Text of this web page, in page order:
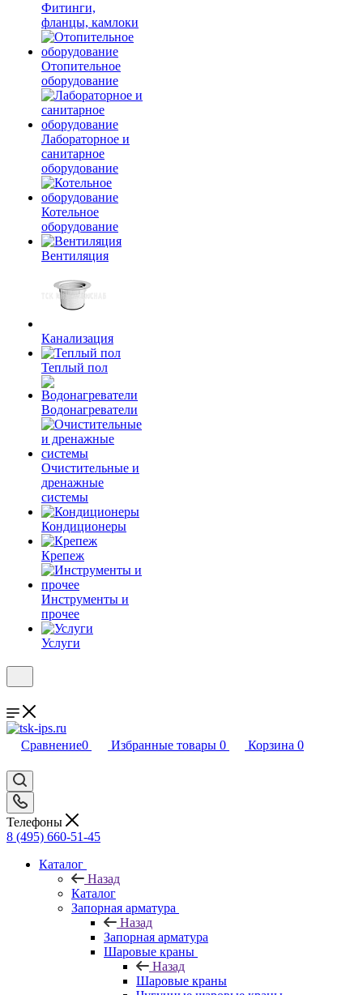
Фитинги,
фланцы, камлоки
Отопительное
оборудование
Лабораторное и
санитарное
оборудование
Котельное
оборудование
Вентиляция
Канализация
Теплый пол
Водонагреватели
Очистительные и
дренажные
системы
Кондиционеры
Крепеж
Инструменты и
прочее
Услуги
Сравнение0 Избранные товары 0 Корзина 0
Телефоны
8 (495) 660-51-45
Каталог
Назад
Каталог
Запорная арматура
Назад
Запорная арматура
Шаровые краны
Назад
Шаровые краны